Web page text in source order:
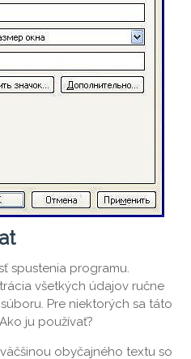
spustenia programu.
všetkých údajov ručne
Pre niektorých sa táto
ju používať?
obyčajného textu so